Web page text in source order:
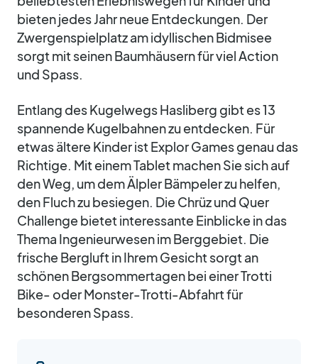
bieten jedes Jahr neue Entdeckungen. Der
Zwergenspielplatz am idyllischen Bidmisee
sorgt mit seinen Baumhäusern für viel Action
und Spass.
Entlang des Kugelwegs Hasliberg gibt es 13
spannende Kugelbahnen zu entdecken. Für
etwas ältere Kinder ist Explor Games genau das
Richtige. Mit einem Tablet machen Sie sich auf
den Weg, um dem Älpler Bämpeler zu helfen,
den Fluch zu besiegen. Die Chrüz und Quer
Challenge bietet interessante Einblicke in das
Thema Ingenieurwesen im Berggebiet. Die
frische Bergluft in Ihrem Gesicht sorgt an
schönen Bergsommertagen bei einer Trotti
Bike- oder Monster-Trotti-Abfahrt für
besonderen Spass.